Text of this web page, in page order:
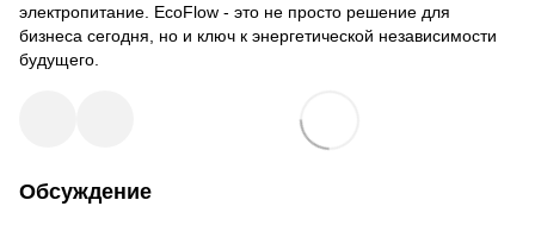
электропитание. EcoFlow - это не просто решение для
бизнеса сегодня, но и ключ к энергетической независимости
будущего.
Обсуждение